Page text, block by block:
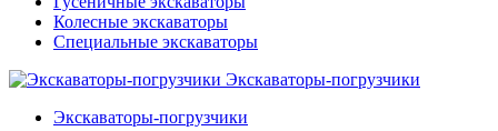
Колесные экскаваторы
Специальные экскаваторы
Экскаваторы-погрузчики
Экскаваторы-погрузчики